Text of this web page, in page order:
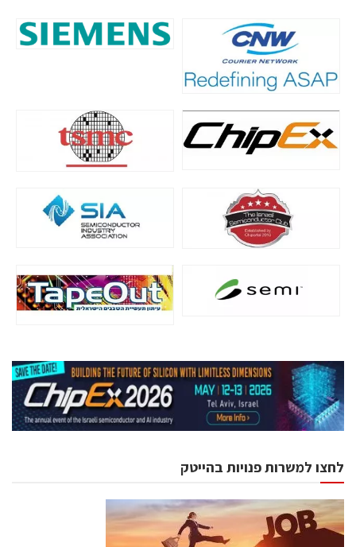
לחצו למשרות פנויות בהייטק